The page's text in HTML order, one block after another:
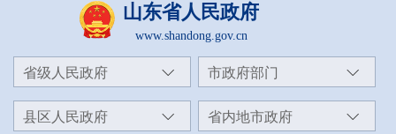
山东省人民政府
www.shandong.gov.cn
省级人民政府 市政府部门
县区人民政府 省内地市政府